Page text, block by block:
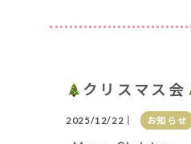
クリスマス会
2025/12/22｜ お知らせ